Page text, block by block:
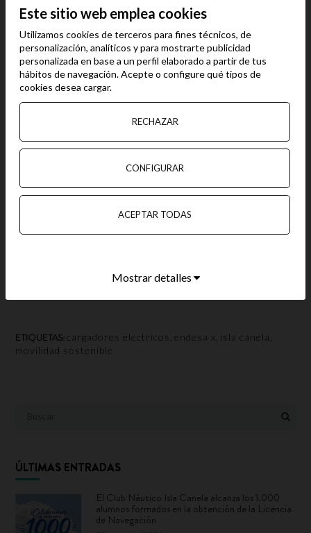
Gracias a esta iniciativa Isla Canela da un salto uniéndose a
recarga repartidos por toda España, que se despliega en
carreteras, aparcamientos, hoteles, supermercados, centros
ETIQUETAS: cargadores electricos ,endesa x isla canela
movilidad sostenible
ÚLTIMAS ENTRADAS
El Club Náutico Isla Canela alcanza los 1.000
alumnos formados en la obtención de la Licencia
de Navegación
Este sitio web emplea cookies
Utilizamos cookies de terceros para fines técnicos, de
personalización, analíticos y para mostrarte publicidad
personalizada en base a un perfil elaborado a partir de tus
hábitos de navegación. Acepte o configure qué tipos de
cookies desea cargar.
RECHAZAR
CONFIGURAR
ACEPTAR TODAS
Mostrar detalles